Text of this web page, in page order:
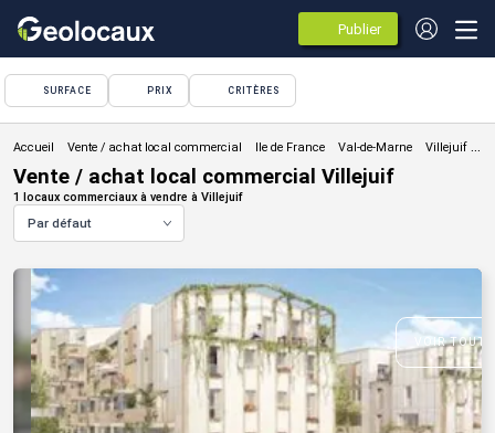
Publier
des
annonces
SURFACE PRIX CRITÈRES
Vente / achat local commercial
Vente / achat local commercial Villejuif
1 locaux commerciaux à vendre à Villejuif
Par défaut
VOIR